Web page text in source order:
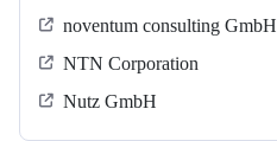
noventum consulting GmbH
NTN Corporation
Nutz GmbH